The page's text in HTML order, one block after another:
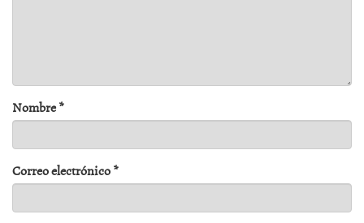
Nombre*
Correo electrónico*